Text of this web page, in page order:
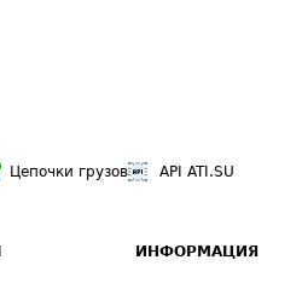
Цепочки грузов API ATI.SU
ИНФОРМАЦИЯ